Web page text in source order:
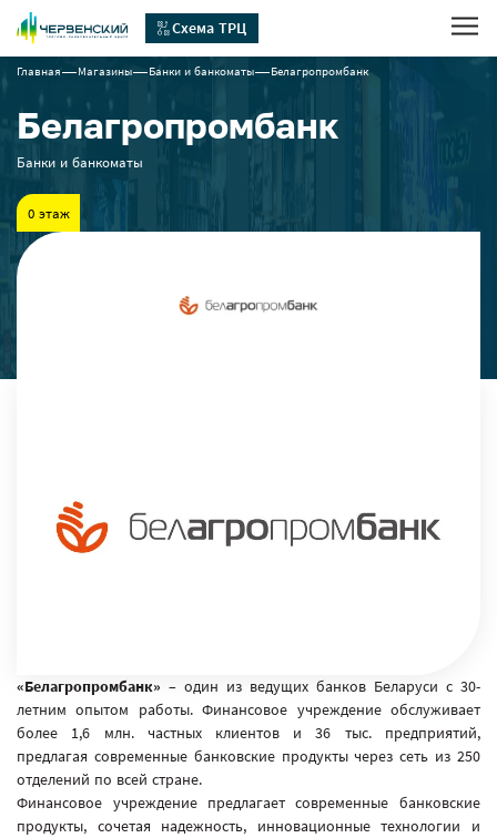
Схема ТРЦ
Главная Магазины Банки и банкоматы Белагропромбанк
Белагропромбанк
Банки и банкоматы
0 этаж
«Белагропромбанк» – один из ведущих банков Беларуси с 30-
летним опытом работы. Финансовое учреждение обслуживает
более 1,6 млн. частных клиентов и 36 тыс. предприятий,
предлагая современные банковские продукты через сеть из 250
отделений по всей стране.
Финансовое учреждение предлагает современные банковские
продукты, сочетая надежность, инновационные технологии и